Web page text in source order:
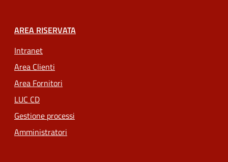
AREA RISERVATA
Intranet
Area Clienti
Area Fornitori
LUC CD
Gestione processi
Amministratori